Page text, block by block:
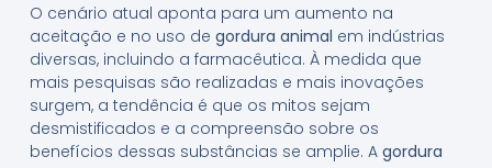
O cenário atual aponta para um aumento na
aceitação e no uso de gordura animal em indústrias
diversas, incluindo a farmacêutica. À medida que
mais pesquisas são realizadas e mais inovações
surgem, a tendência é que os mitos sejam
desmistificados e a compreensão sobre os
benefícios dessas substâncias se amplie. A gordura